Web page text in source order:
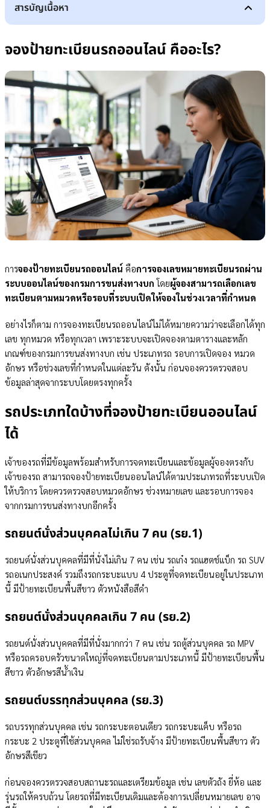
สารบัญเนื้อหา
จองป้ายทะเบียนรถออนไลน์ คืออะไร?
รถยนต์นั่งส่วนบุคคลไม่เกิน 7 คน (รย.1)
รถยนต์บรรทุกส่วนบุคคล (รย.3)
การจองป้ายทะเบียนออนไลน์สำหรับรถป้ายแดงและมีรถหลายคัน
11 ขั้นตอนการจองทะเบียนรถออนไลน์ อัปเดตปี 2569
1. เตรียมข้อมูลให้พร้อมก่อนเข้าระบบจองทะเบียนรถออนไลน์
2. ตรวจสอบตารางเปิดจองเลขทะเบียน
3. เข้าเว็บไซต์ระบบจองเลขหมายทะเบียนรถ
4. ยืนยันตัวตนผ่านระบบที่กำหนด
5. อ่านหลักเกณฑ์และกดยอมรับเงื่อนไข
6. เลือกประเภทรถที่ต้องการจองทะเบียน
7. เลือกประเภทการจอง
8. กรอกข้อมูลผู้จองและข้อมูลรถ
H3: 9. เลือกเลขทะเบียนที่ต้องการ
10. ตรวจสอบข้อมูลทั้งหมดก่อนกดยืนยัน
วิธีเช็กผลการจองทะเบียนรถออนไลน์
หลังจองป้ายทะเบียนออนไลน์ รู้ผลและได้ป้ายทะเบียนเมื่อไร?
ข้อควรระวังในการจองป้ายทะเบียนรถออนไลน์
ค่าธรรมเนียมการจองทะเบียนรถ
คำถามที่พบบ่อยเกี่ยวกับการจองป้ายทะเบียนรถออนไลน์ (FAQ)
จองทะเบียนรถออนไลน์ได้ทุกวันไหม?
จองป้ายทะเบียนรถออนไลน์แทนคนอื่นได้ไหม?
รถใหม่ยังไม่ได้รับรถ จองทะเบียนได้ไหม?
จองป้ายทะเบียนออนไลน์แล้วโอนสิทธิให้คนอื่นได้ไหม?
จองป้ายทะเบียนรถออนไลน์ คืออะไร?
การจองป้ายทะเบียนรถออนไลน์ คือการจองเลขหมายทะเบียนรถผ่าน
ระบบออนไลน์ของกรมการขนส่งทางบก โดยผู้จองสามารถเลือกเลข
ทะเบียนตามหมวดหรือรอบที่ระบบเปิดให้จองในช่วงเวลาที่กำหนด
อย่างไรก็ตาม การจองทะเบียนรถออนไลน์ไม่ได้หมายความว่าจะเลือกได้ทุก
เลข ทุกหมวด หรือทุกเวลา เพราะระบบจะเปิดจองตามตารางและหลัก
เกณฑ์ของกรมการขนส่งทางบก เช่น ประเภทรถ รอบการเปิดจอง หมวด
อักษร หรือช่วงเลขที่กำหนดในแต่ละวัน ดังนั้น ก่อนจองควรตรวจสอบ
ข้อมูลล่าสุดจากระบบโดยตรงทุกครั้ง
รถประเภทใดบ้างที่จองป้ายทะเบียนออนไลน์
ได้
เจ้าของรถที่มีข้อมูลพร้อมสำหรับการจดทะเบียนและข้อมูลผู้จองตรงกับ
เจ้าของรถ สามารถจองป้ายทะเบียนออนไลน์ได้ตามประเภทรถที่ระบบเปิด
ให้บริการ โดยควรตรวจสอบหมวดอักษร ช่วงหมายเลข และรอบการจอง
จากกรมการขนส่งทางบกอีกครั้ง
รถยนต์นั่งส่วนบุคคลไม่เกิน 7 คน (รย.1)
รถยนต์นั่งส่วนบุคคลที่มีที่นั่งไม่เกิน 7 คน เช่น รถเก๋ง รถแฮตช์แบ็ก รถ SUV
รถอเนกประสงค์ รวมถึงรถกระบะแบบ 4 ประตูที่จดทะเบียนอยู่ในประเภท
นี้ มีป้ายทะเบียนพื้นสีขาว ตัวหนังสือสีดำ
รถยนต์นั่งส่วนบุคคลเกิน 7 คน (รย.2)
รถยนต์นั่งส่วนบุคคลที่มีที่นั่งมากกว่า 7 คน เช่น รถตู้ส่วนบุคคล รถ MPV
หรือรถครอบครัวขนาดใหญ่ที่จดทะเบียนตามประเภทนี้ มีป้ายทะเบียนพื้น
สีขาว ตัวอักษรสีน้ำเงิน
รถยนต์บรรทุกส่วนบุคคล (รย.3)
รถบรรทุกส่วนบุคคล เช่น รถกระบะตอนเดียว รถกระบะแค็บ หรือรถ
กระบะ 2 ประตูที่ใช้ส่วนบุคคล ไม่ใช่รถรับจ้าง มีป้ายทะเบียนพื้นสีขาว ตัว
อักษรสีเขียว
ก่อนจองควรตรวจสอบสถานะรถและเตรียมข้อมูล เช่น เลขตัวถัง ยี่ห้อ และ
รุ่นรถให้ครบถ้วน โดยรถที่มีทะเบียนเดิมและต้องการเปลี่ยนหมายเลข อาจ